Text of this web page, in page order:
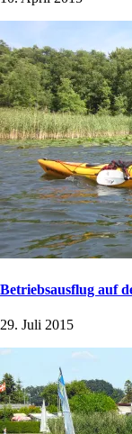
Betriebsausflug auf
29. Juli 2015